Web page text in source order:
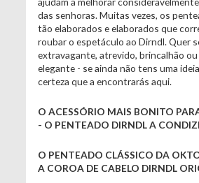
das senhoras. Muitas vezes, os
tão elaborados e elaborados que
roubar o espetáculo ao Dirndl. Quer
extravagante, atrevido, brincalhão
elegante - se ainda não tens uma
certeza que a encontrarás aqui.
O ACESSÓRIO MAIS BONITO
- O PENTEADO DIRNDL A
O PENTEADO CLÁSSICO DA
A COROA DE CABELO DIRNDL